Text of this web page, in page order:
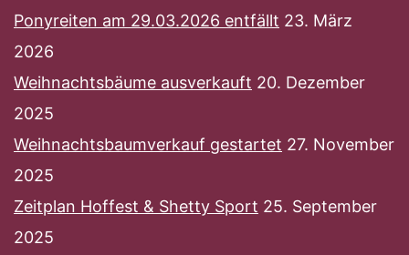
Ponyreiten am 29.03.2026 entfällt 23. März
2026
Weihnachtsbäume ausverkauft 20. Dezember
2025
Weihnachtsbaumverkauf gestartet 27. November
2025
Zeitplan Hoffest & Shetty Sport 25. September
2025